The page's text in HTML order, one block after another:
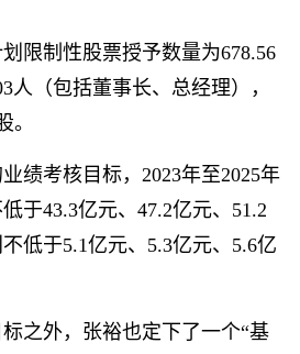
限制性股票授予数量为678.56
人（包括董事长、总经理），
。
绩考核目标，2023年至2025年
于43.3亿元、47.2亿元、51.2
低于5.1亿元、5.3亿元、5.6亿
之外，张裕也定下了一个“基